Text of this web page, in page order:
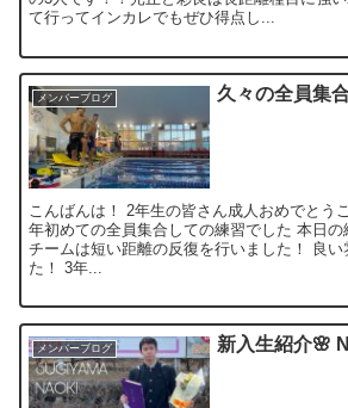
て行ってインカレでもぜひ得点し...
メンバーブログ 久々の全員集
こんばんは！ 2年生の皆さん成人おめでとう
年初めての全員集合しての練習でした 本日
チームは短い距離の反復を行いました！ 良い
た！ 3年...
メンバーブログ 新入生紹介🌸